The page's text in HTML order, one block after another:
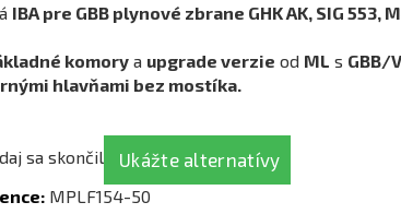
IBA pre GBB plynové zbrane GHK AK, SIG 553,
komory a upgrade verzie od ML s GBB/
hlavňami bez mostíka.
sa skončil Ukážte alternatívy
MPLF154-50